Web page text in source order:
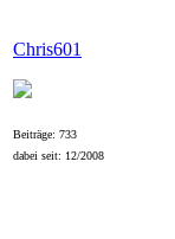
Chris601
Beiträge: 733
dabei seit: 12/2008